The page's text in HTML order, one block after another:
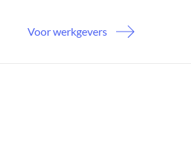
Voor werkgevers